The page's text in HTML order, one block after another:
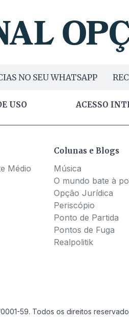
NO SEU WHATSAPP
USO ACESSO
Médio
Colunas e Blogs
Música
O mundo bate à
Opção Jurídica
Periscópio
Ponto de Partida
Pontos de Fuga
Realpolitik
59. Todos os direitos